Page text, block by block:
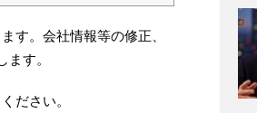
す。会社情報等の修正、
す。
ださい。